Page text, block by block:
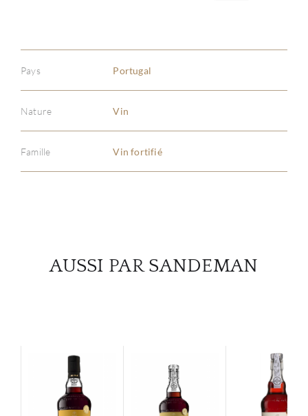
Pays Portugal
Nature Vin
Famille Vin fortifié
AUSSI PAR SANDEMAN